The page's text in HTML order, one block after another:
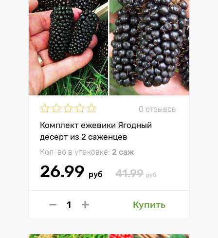
0 отзывов
Комплект ежевики Ягодный
десерт из 2 саженцев
Кол-во в упаковке: 2 саж
26.99 руб 41.99 руб
Купить